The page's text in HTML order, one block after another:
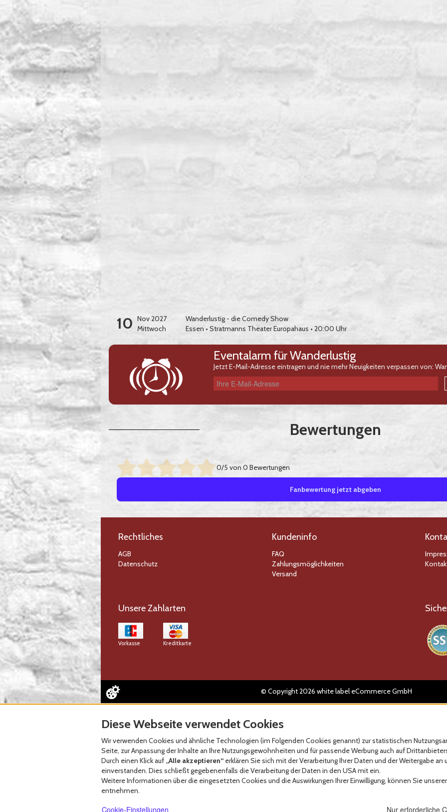
10 Nov 2027
Mittwoch
Wanderlustig - die Comedy Show
Essen •Stratmanns Theater Europahaus • 20:00 Uhr
Eventalarm für Wanderlustig
Jetzt E-Mail-Adresse eintragen und nie mehr Neuigkeiten verpassen von:
Ihre E-Mail-Adresse
Bewertungen
0/5 von 0 Bewertungen
Fanbewertung jetzt abgeben
Rechtliches
AGB
Datenschutz
Kundeninfo
FAQ
Zahlungsmöglichkeiten
Versand
Unsere Zahlarten
Vorkasse Kreditkarte
© Copyright 2026 white label eCommerce GmbH
Diese Webseite verwendet Cookies
Wir verwenden Cookies und ähnliche Technologien (im Folgenden Cookies genannt) zur statistischen
Seite, zur Anpassung der Inhalte an Ihre Nutzungsgewohnheiten und für passende Werbung auch auf
Durch einen Klick auf „Alle akzeptieren“ erklären Sie sich mit der Verarbeitung Ihrer Daten und der Weitergabe an
einverstanden. Dies schließt gegebenenfalls die Verarbeitung der Daten in den USA mit ein.
Weitere Informationen über die eingesetzten Cookies und die Auswirkungen Ihrer Einwilligung, können Sie unserer
entnehmen.
Cookie-Einstellungen Nur erforderliche